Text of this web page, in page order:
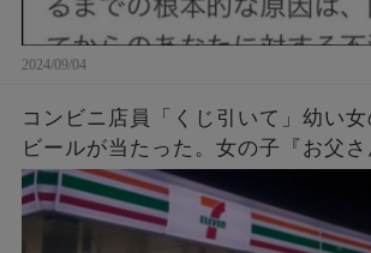
2024/09/04
コンビニ店員「くじ引いて」幼い
ビールが当たった。女の子『お父
て…』店員「呼んできて」 → しば
ヂを押さえた女の子が再入店してき